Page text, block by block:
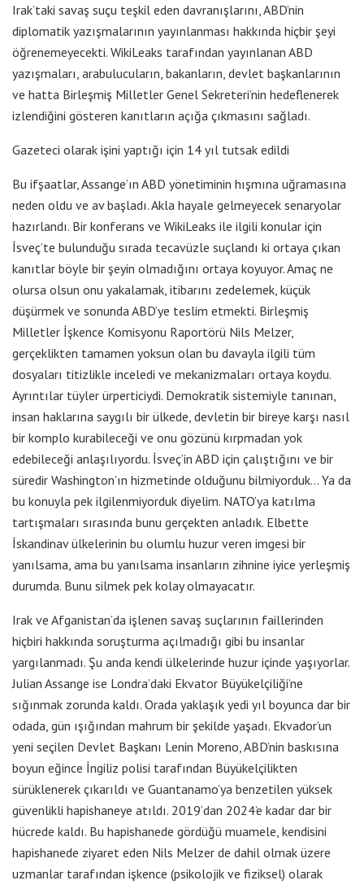
Irak’taki savaş suçu teşkil eden davranışlarını, ABD’nin
diplomatik yazışmalarının yayınlanması hakkında hiçbir şeyi
öğrenemeyecekti. WikiLeaks tarafından yayınlanan ABD
yazışmaları, arabulucuların, bakanların, devlet başkanlarının
ve hatta Birleşmiş Milletler Genel Sekreteri’nin hedeflenerek
izlendiğini gösteren kanıtların açığa çıkmasını sağladı.
Gazeteci olarak işini yaptığı için 14 yıl tutsak edildi
Bu ifşaatlar, Assange’ın ABD yönetiminin hışmına uğramasına
neden oldu ve av başladı. Akla hayale gelmeyecek senaryolar
hazırlandı. Bir konferans ve WikiLeaks ile ilgili konular için
İsveç’te bulunduğu sırada tecavüzle suçlandı ki ortaya çıkan
kanıtlar böyle bir şeyin olmadığını ortaya koyuyor. Amaç ne
olursa olsun onu yakalamak, itibarını zedelemek, küçük
düşürmek ve sonunda ABD’ye teslim etmekti. Birleşmiş
Milletler İşkence Komisyonu Raportörü Nils Melzer,
gerçeklikten tamamen yoksun olan bu davayla ilgili tüm
dosyaları titizlikle inceledi ve mekanizmaları ortaya koydu.
Ayrıntılar tüyler ürperticiydi. Demokratik sistemiyle tanınan,
insan haklarına saygılı bir ülkede, devletin bir bireye karşı nasıl
bir komplo kurabileceği ve onu gözünü kırpmadan yok
edebileceği anlaşılıyordu. İsveç’in ABD için çalıştığını ve bir
süredir Washington’ın hizmetinde olduğunu bilmiyorduk… Ya da
bu konuyla pek ilgilenmiyorduk diyelim. NATO’ya katılma
tartışmaları sırasında bunu gerçekten anladık. Elbette
İskandinav ülkelerinin bu olumlu huzur veren imgesi bir
yanılsama, ama bu yanılsama insanların zihnine iyice yerleşmiş
durumda. Bunu silmek pek kolay olmayacatır.
Irak ve Afganistan’da işlenen savaş suçlarının faillerinden
hiçbiri hakkında soruşturma açılmadığı gibi bu insanlar
yargılanmadı. Şu anda kendi ülkelerinde huzur içinde yaşıyorlar.
Julian Assange ise Londra’daki Ekvator Büyükelçiliği’ne
sığınmak zorunda kaldı. Orada yaklaşık yedi yıl boyunca dar bir
odada, gün ışığından mahrum bir şekilde yaşadı. Ekvador’un
yeni seçilen Devlet Başkanı Lenin Moreno, ABD’nin baskısına
boyun eğince İngiliz polisi tarafından Büyükelçilikten
sürüklenerek çıkarıldı ve Guantanamo’ya benzetilen yüksek
güvenlikli hapishaneye atıldı. 2019’dan 2024’e kadar dar bir
hücrede kaldı. Bu hapishanede gördüğü muamele, kendisini
hapishanede ziyaret eden Nils Melzer de dahil olmak üzere
uzmanlar tarafından işkence (psikolojik ve fiziksel) olarak